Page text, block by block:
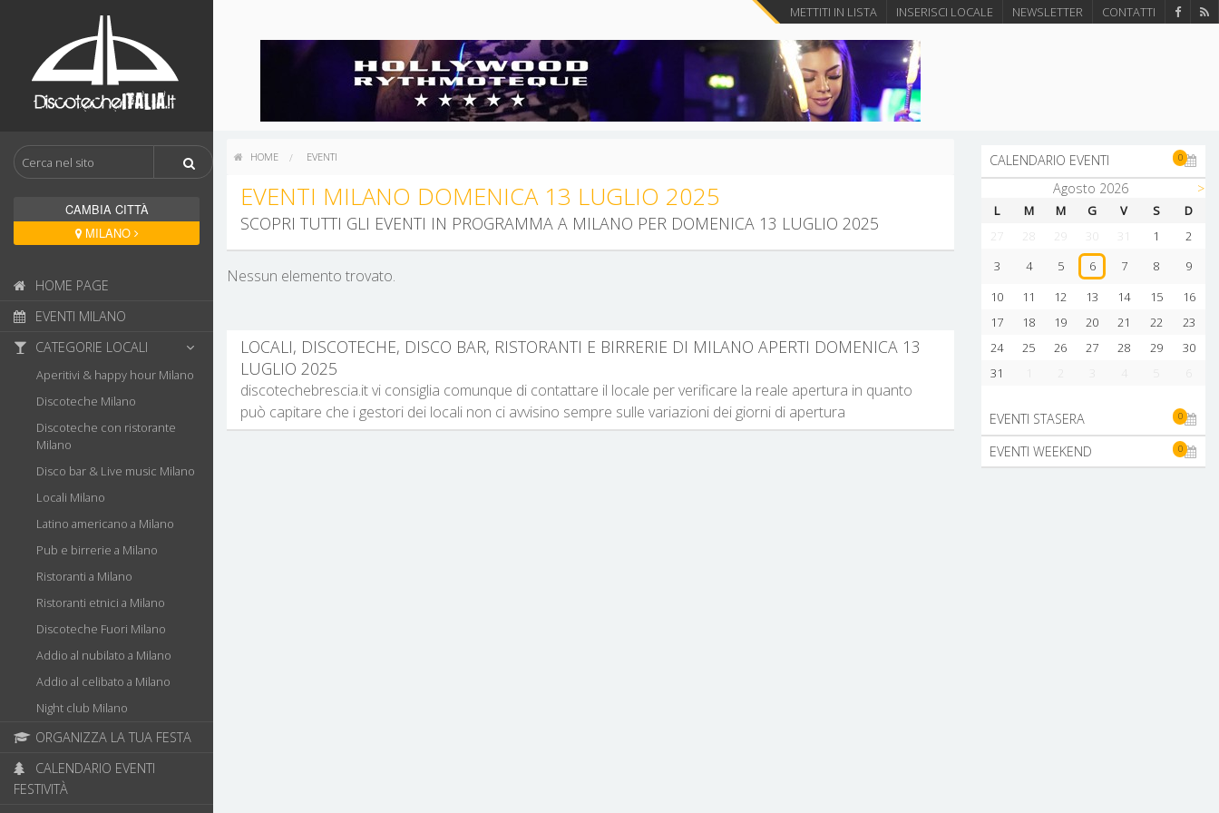
CAMBIA CITTÀ
MILANO
HOME PAGE
EVENTI MILANO
CATEGORIE LOCALI
Aperitivi & happy hour Milano
Discoteche Milano
Discoteche con ristorante
Milano
Disco bar & Live music Milano
Locali Milano
Latino americano a Milano
Pub e birrerie a Milano
Ristoranti a Milano
Ristoranti etnici a Milano
Discoteche Fuori Milano
Addio al nubilato a Milano
Addio al celibato a Milano
Night club Milano
ORGANIZZA LA TUA FESTA
FESTIVITÀ
METTITI IN LISTA INSERISCI LOCALE NEWSLETTER CONTATTI
HOME EVENTI
EVENTI MILANO DOMENICA 13 LUGLIO 2025
SCOPRI TUTTI GLI EVENTI IN PROGRAMMA A MILANO PER DOMENICA 13 LUGLIO 2025
Nessun elemento trovato.
LOCALI, DISCOTECHE, DISCO BAR, RISTORANTI E BIRRERIE DI MILANO APERTI DOMENICA 13
LUGLIO 2025
discotechebrescia.it vi consiglia comunque di contattare il locale per verificare la reale apertura in quanto
può capitare che i gestori dei locali non ci avvisino sempre sulle variazioni dei giorni di apertura
CALENDARIO EVENTI 0
Agosto 2026 >
L M M G V S
D
27
28 29 30 31 1
2
3
4 5 6 7 8
9
10
11 12 13 14 15
16
17
18 19 20 21 22
23
24
25 26 27 28 29
30
31
EVENTI STASERA 0
EVENTI WEEKEND 0